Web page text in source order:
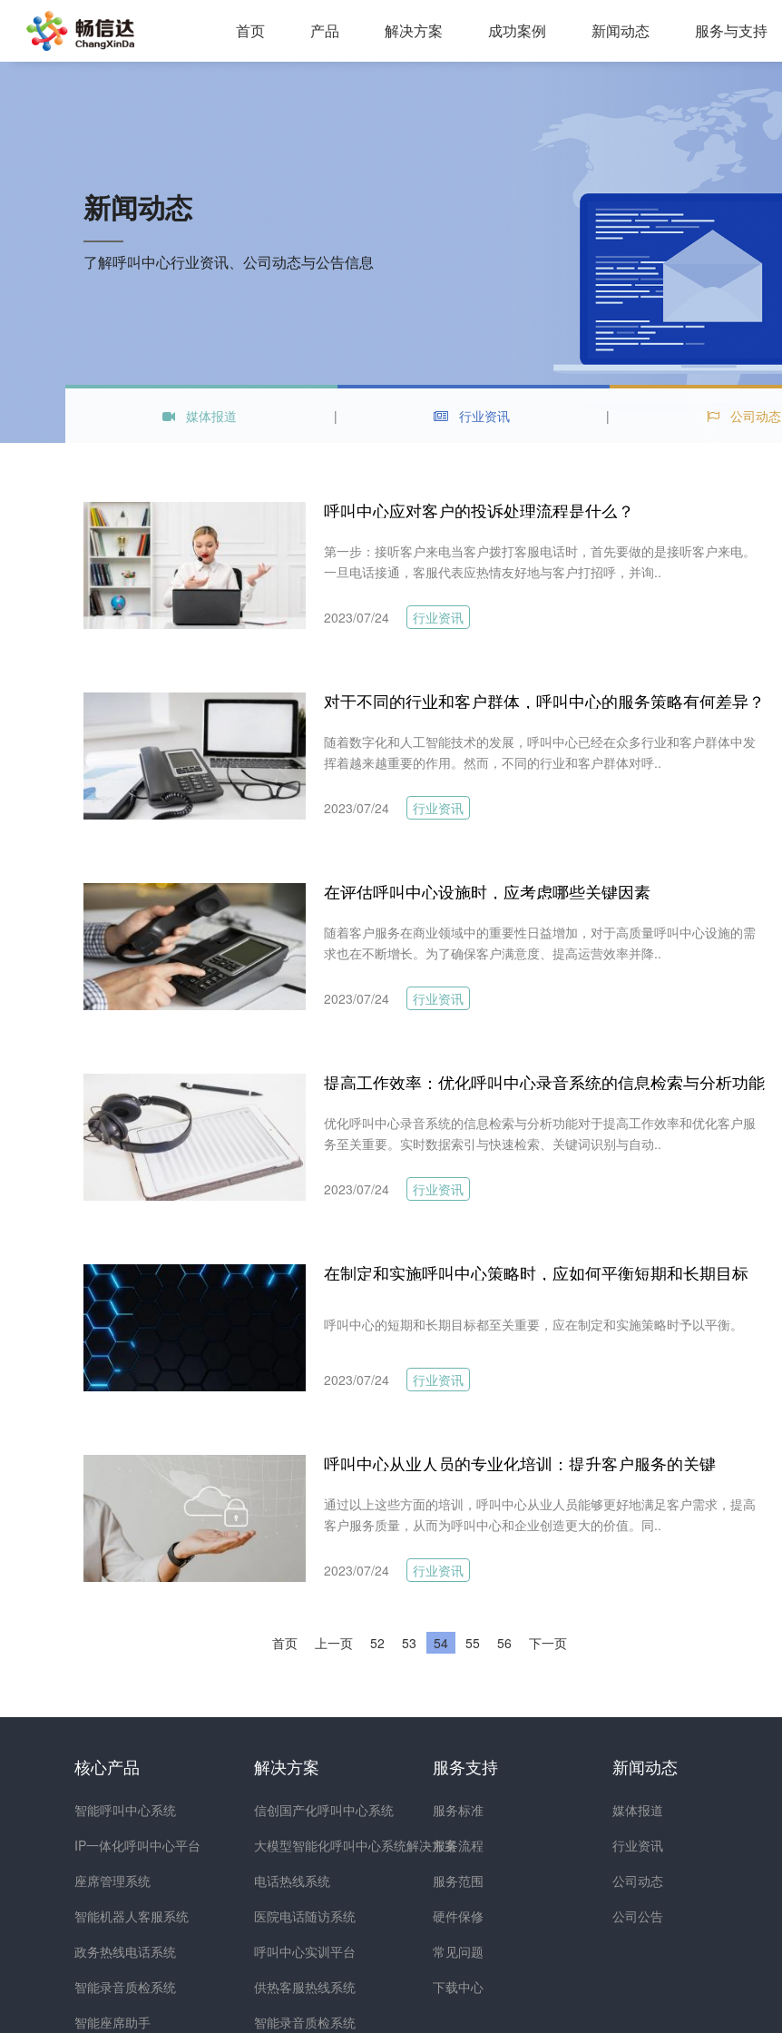
首页 产品 解决方案 成功案例 新闻动态 服务与支持
新闻动态
了解呼叫中心行业资讯、公司动态与公告信息
媒体报道 行业资讯 公司动态
呼叫中心应对客户的投诉处理流程是什么？
第一步：接听客户来电当客户拨打客服电话时，首先要做的是接听客户来电。
一旦电话接通，客服代表应热情友好地与客户打招呼，并询..
2023/07/24 行业资讯
对于不同的行业和客户群体，呼叫中心的服务策略有何差异？
随着数字化和人工智能技术的发展，呼叫中心已经在众多行业和客户群体中发
挥着越来越重要的作用。然而，不同的行业和客户群体对呼..
2023/07/24 行业资讯
在评估呼叫中心设施时，应考虑哪些关键因素
随着客户服务在商业领域中的重要性日益增加，对于高质量呼叫中心设施的需
求也在不断增长。为了确保客户满意度、提高运营效率并降..
2023/07/24 行业资讯
提高工作效率：优化呼叫中心录音系统的信息检索与分析功能
优化呼叫中心录音系统的信息检索与分析功能对于提高工作效率和优化客户服
务至关重要。实时数据索引与快速检索、关键词识别与自动..
2023/07/24 行业资讯
在制定和实施呼叫中心策略时，应如何平衡短期和长期目标
呼叫中心的短期和长期目标都至关重要，应在制定和实施策略时予以平衡。
2023/07/24 行业资讯
呼叫中心从业人员的专业化培训：提升客户服务的关键
通过以上这些方面的培训，呼叫中心从业人员能够更好地满足客户需求，提高
客户服务质量，从而为呼叫中心和企业创造更大的价值。同..
2023/07/24 行业资讯
首页 上一页 52 53 54 55 56 下一页
核心产品
智能呼叫中心系统
IP一体化呼叫中心平台
座席管理系统
智能机器人客服系统
政务热线电话系统
智能录音质检系统
智能座席助手
解决方案
信创国产化呼叫中心系统
大模型智能化呼叫中心系统解决方案
电话热线系统
医院电话随访系统
呼叫中心实训平台
供热客服热线系统
智能录音质检系统
服务支持
服务标准
服务流程
服务范围
硬件保修
常见问题
下载中心
新闻动态
媒体报道
行业资讯
公司动态
公司公告